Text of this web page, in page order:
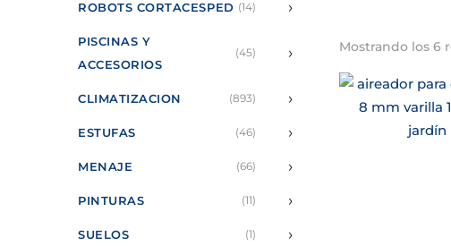
ROBOTS CORTACESPED (14) ›
PISCINAS Y
ACCESORIOS
(45) ›
CLIMATIZACION (893) ›
ESTUFAS (46) ›
MENAJE (66) ›
PINTURAS (11) ›
SUELOS (1) ›
Mostrando los 6